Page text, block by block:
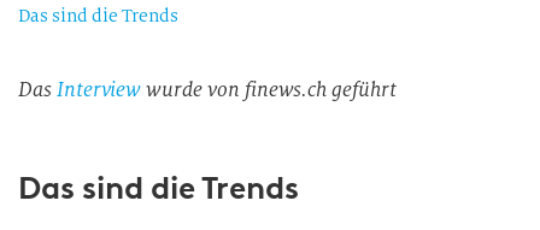
Das sind die Trends
DasInterviewwurde von finews.ch geführt
Das sind die Trends